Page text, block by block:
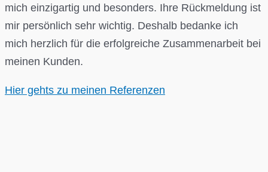
mich einzigartig und besonders. Ihre Rückmeldung ist
mir persönlich sehr wichtig. Deshalb bedanke ich
mich herzlich für die erfolgreiche Zusammenarbeit bei
meinen Kunden.
Hier gehts zu meinen Referenzen